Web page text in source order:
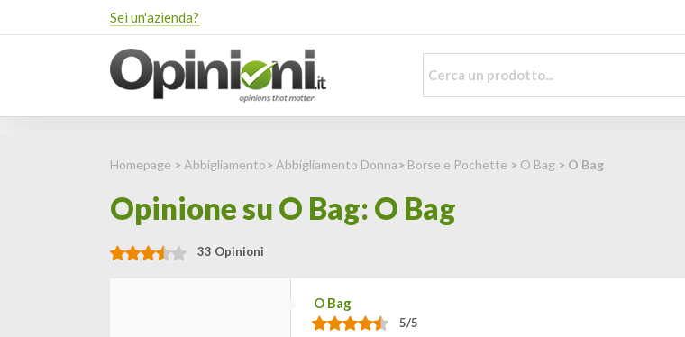
Sei un'azienda?
Homepage > Abbigliamento> Abbigliamento Donna> Borse e Pochette > O Bag > O Bag
Opinione su O Bag: O Bag
33 Opinioni
O Bag
5/5